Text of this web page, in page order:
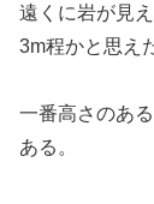
遠くに岩が見え
3m程かと思え
一番高さのあ
ある。